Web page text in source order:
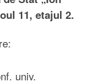
11, etajul 2.
univ.